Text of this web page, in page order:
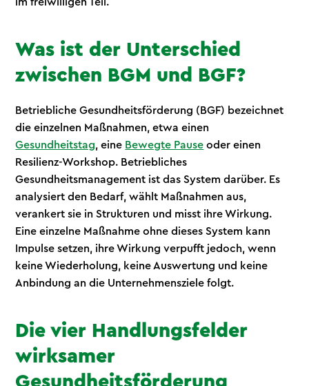
Was ist der Unterschied
zwischen BGM und BGF?
Betriebliche Gesundheitsförderung (BGF) bezeichnet
die einzelnen Maßnahmen, etwa einen
Gesundheitstag, eine Bewegte Pause oder einen
Resilienz-Workshop. Betriebliches
Gesundheitsmanagement ist das System darüber. Es
analysiert den Bedarf, wählt Maßnahmen aus,
verankert sie in Strukturen und misst ihre Wirkung.
Eine einzelne Maßnahme ohne dieses System kann
Impulse setzen, ihre Wirkung verpufft jedoch, wenn
keine Wiederholung, keine Auswertung und keine
Anbindung an die Unternehmensziele folgt.
Die vier Handlungsfelder
wirksamer
Gesundheitsförderung